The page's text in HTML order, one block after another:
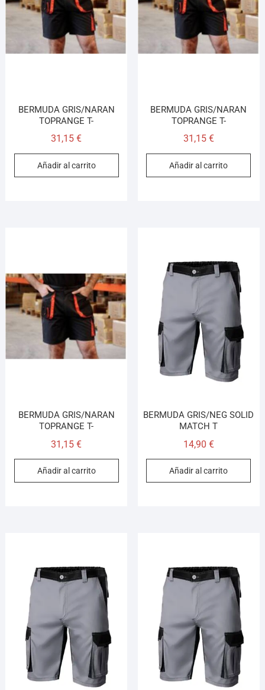
BERMUDA GRIS/NARAN
TOPRANGE T-
31,15€
Añadir al carrito
BERMUDA GRIS/NARAN
TOPRANGE T-
31,15 €
Añadir al carrito
BERMUDA GRIS/NARAN
TOPRANGE T-
31,15€
Añadir al carrito
BERMUDA GRIS/NEG SOLID
MATCH T
14,90 €
Añadir al carrito